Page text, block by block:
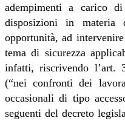
adempimenti a carico
disposizioni in
opportunità, ad
tema di sicurezza
infatti, riscrivendo l’art.
(“nei confronti dei
occasionali di tipo
seguenti del decreto